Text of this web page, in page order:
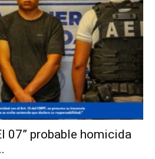
07” probable homicida